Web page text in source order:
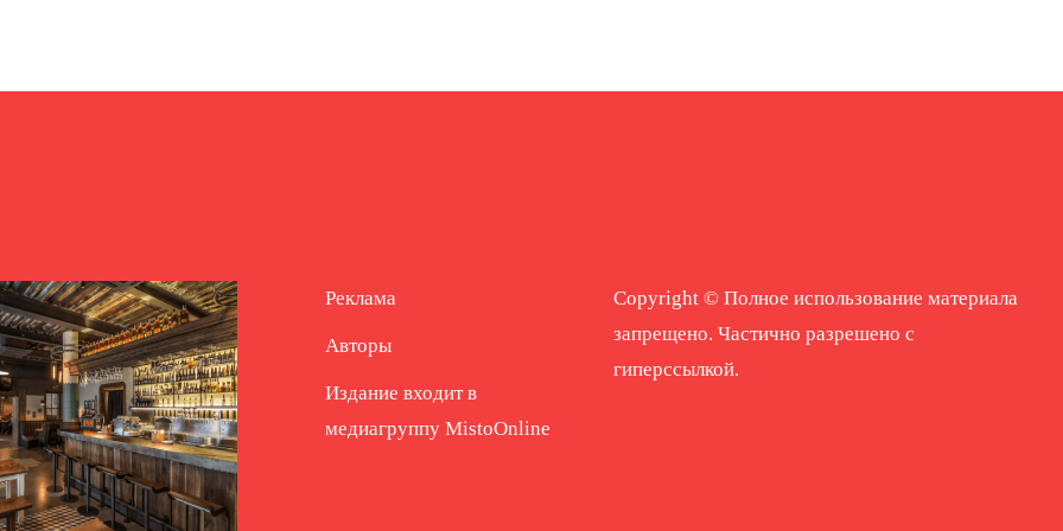
Реклама
Авторы
Издание входит в
медиагруппу MistoOnline
Copyright © Полное использование материала
запрещено. Частично разрешено с
гиперссылкой.